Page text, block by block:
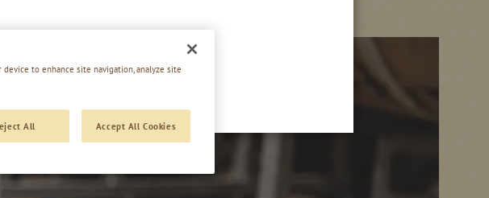
to enhance site navigation, analyze site
All Accept All Cookies